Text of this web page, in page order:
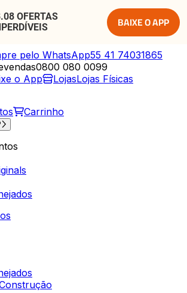
OFERTAS
BAIXE O APP
pelo WhatsApp55 41 74031865
0800 080 0099
o App LojasLojas Físicas
Carrinho